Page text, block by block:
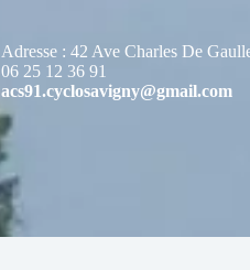
Adresse : 42 Ave Charles De
06 25 12 36 91
acs91.cyclosavigny@gmail.com